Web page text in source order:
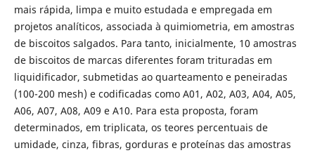
mais rápida, limpa e muito estudada e empregada em
projetos analíticos, associada à quimiometria, em amostras
de biscoitos salgados. Para tanto, inicialmente, 10 amostras
de biscoitos de marcas diferentes foram trituradas em
liquidificador, submetidas ao quarteamento e peneiradas
(100-200 mesh) e codificadas como A01, A02, A03, A04, A05,
A06, A07, A08, A09 e A10. Para esta proposta, foram
determinados, em triplicata, os teores percentuais de
umidade, cinza, fibras, gorduras e proteínas das amostras